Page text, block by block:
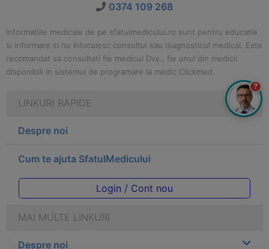
0374 109 268
Informatiile medicale de pe sfatulmedicului.ro sunt pentru educatie
si informare si nu inlocuiesc consultul sau diagnosticul medical. Este
recomandat sa consultati fie medicul Dvs., fie unul din medicii
disponibili in sistemul de programare la medic Clickmed.
LINKURI RAPIDE
Despre noi
Cum te ajuta SfatulMedicului
Login / Cont nou
MAI MULTE LINKURI
Despre noi
?